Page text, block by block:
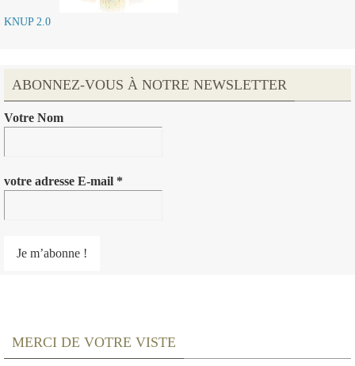
KNUP 2.0
ABONNEZ-VOUS À NOTRE NEWSLETTER
Votre Nom
votre adresse E-mail *
MERCI DE VOTRE VISTE